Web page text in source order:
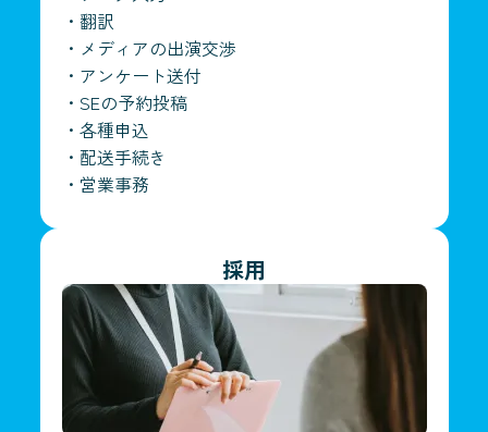
・ 翻訳
・ メディアの出演交渉
・ アンケート送付
・ SEの予約投稿
・ 各種申込
・ 配送手続き
・ 営業事務
採用